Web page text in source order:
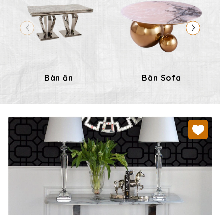
Bàn ăn Bàn Sofa